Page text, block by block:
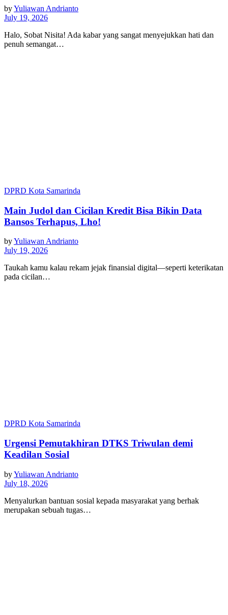
byYuliawan Andrianto
July 19, 2026
Halo, Sobat Nisita! Ada kabar yang sangat menyejukkan hati dan
penuh semangat…
DPRD Kota Samarinda
Main Judol dan Cicilan Kredit Bisa Bikin Data
Bansos Terhapus, Lho!
byYuliawan Andrianto
July 19, 2026
Taukah kamu kalau rekam jejak finansial digital—seperti keterikatan
pada cicilan…
DPRD Kota Samarinda
Urgensi Pemutakhiran DTKS Triwulan demi
Keadilan Sosial
byYuliawan Andrianto
July 18, 2026
Menyalurkan bantuan sosial kepada masyarakat yang berhak
merupakan sebuah tugas…